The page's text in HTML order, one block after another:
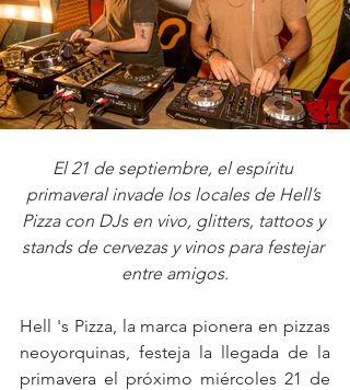
El 21 de septiembre, el espíritu
primaveral invade los locales de Hell’s
Pizza con DJs en vivo, glitters, tattoos y
stands de cervezas y vinos para festejar
entre amigos.
Hell 's Pizza, la marca pionera en pizzas
neoyorquinas, festeja la llegada de la
primavera el próximo miércoles 21 de